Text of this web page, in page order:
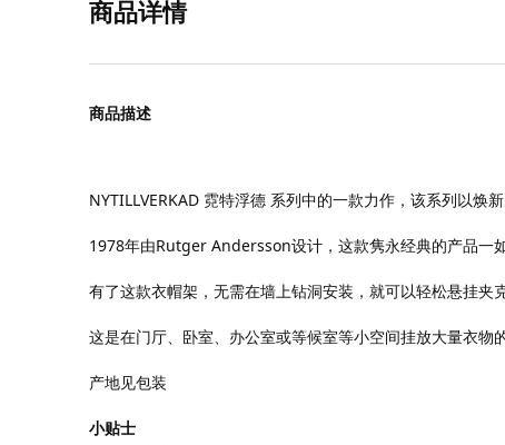
商品详情
商品描述
NYTILLVERKAD 霓特浮德 系列中的一款力作，该系列以焕
1978年由Rutger Andersson设计，这款隽永经典的产品一
有了这款衣帽架，无需在墙上钻洞安装，就可以轻松悬挂夹
这是在门厅、卧室、办公室或等候室等小空间挂放大量衣物
产地见包装
小贴士